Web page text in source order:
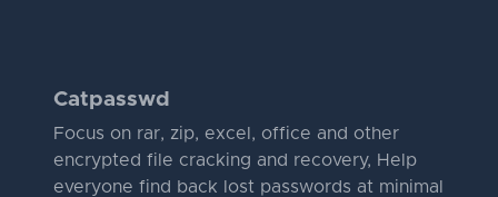
Catpasswd
Focus on rar, zip, excel, office and other
encrypted file cracking and recovery, Help
everyone find back lost passwords at minimal